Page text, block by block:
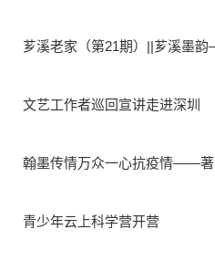
芗溪老家（第21期）||芗溪墨
文艺工作者巡回宣讲走进深圳
青少年云上科学营开营